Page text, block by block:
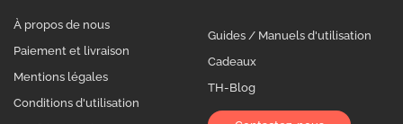
À propos de nous
Paiement et livraison
Mentions légales
Conditions d'utilisation
Guides / Manuels d'utilisation
Cadeaux
TH-Blog